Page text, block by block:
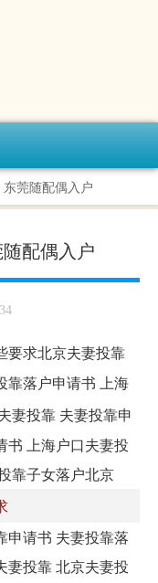
莞随配偶入户
配偶入户
要求北京夫妻投靠
靠落户申请书 上海
妻投靠 夫妻投靠申
书 上海户口夫妻投
靠子女落户北京
申请书 夫妻投靠落
妻投靠 北京夫妻投